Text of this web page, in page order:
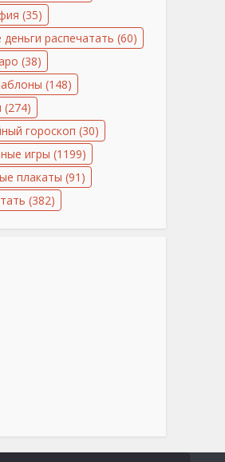
(35)
распечатать (60)
(38)
(148)
(274)
гороскоп (30)
игры (1199)
плакаты (91)
(382)